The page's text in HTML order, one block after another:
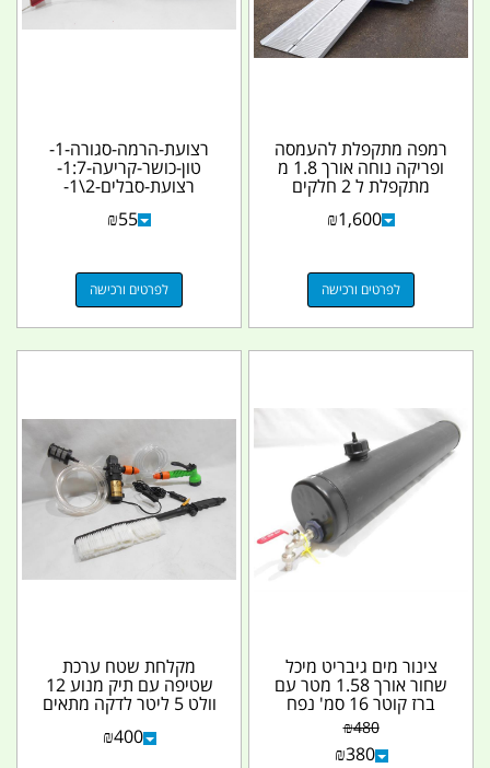
רמפה מתקפלת להעמסה
ופריקה נוחה אורך 1.8 מ
מתקפלת ל 2 חלקים
לאורך בלבד רוחב 73...
₪1,600
לפרטים ורכישה
רצועת-הרמה-סגורה-1-
טון-כושר-קריעה-1:7-
רצועת-סבלים-2\1-
₪55
לפרטים ורכישה
צינור מים גיבריט מיכל
שחור אורך 1.58 מטר עם
ברז קוטר 16 סמ' נפח
27.5 L גיבריט... ₪480
₪380
מקלחת שטח ערכת
שטיפה עם תיק מנוע 12
וולט 5 ליטר לדקה מתאים
גם לרחיצת אופנוע ג'ט...
₪400